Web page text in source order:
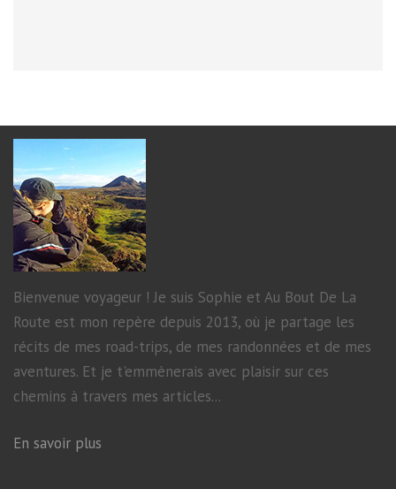
Bienvenue voyageur ! Je suis Sophie et Au Bout De La
Route est mon repère depuis 2013, où je partage les
récits de mes road-trips, de mes randonnées et de mes
aventures. Et je t'emmènerais avec plaisir sur ces
chemins à travers mes articles...
En savoir plus